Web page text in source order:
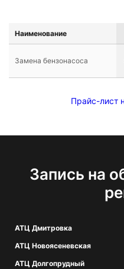
Наименование
Замена бензонасоса
Прайс-лист
Запись на
АТЦ Дмитровка
АТЦ Новоясеневская
АТЦ Долгопрудный